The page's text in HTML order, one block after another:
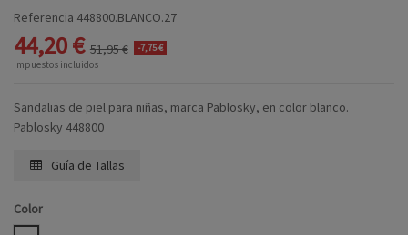
Referencia 448800.BLANCO.27
44,20 € 51,95 € -7,75 €
Impuestos incluidos
Sandalias de piel para niñas, marca Pablosky, en color blanco.
Pablosky 448800
Guía de Tallas
Color